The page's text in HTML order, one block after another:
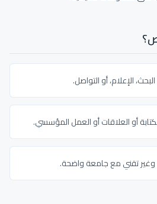
الإعلام، أو التواصل.
أو العلاقات أو العمل المؤسسي.
وغير تقني مع جامعة واضحة.